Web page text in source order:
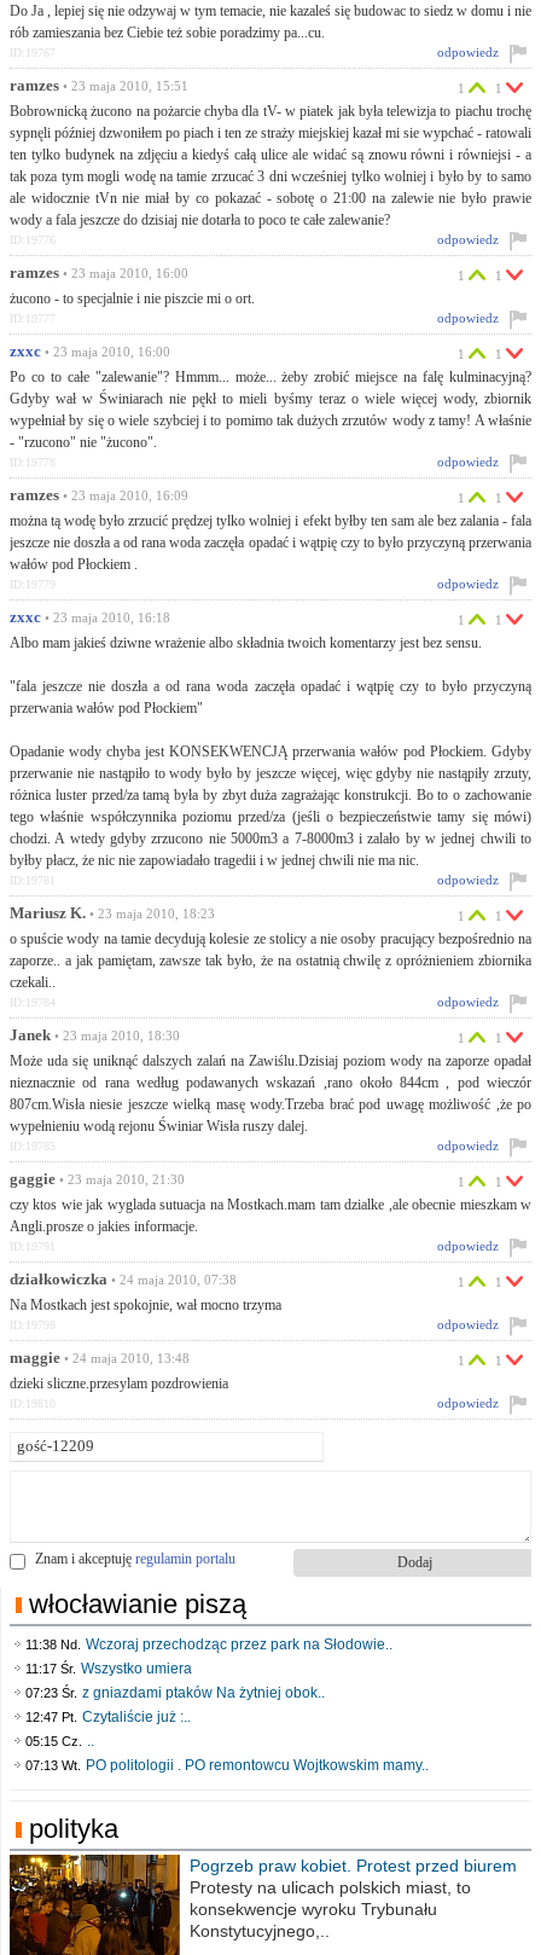
Do Ja , lepiej się nie odzywaj w tym temacie, nie kazaleś się budowac to siedz w domu i nie
rób zamieszania bez Ciebie też sobie poradzimy pa...cu.
odpowiedz
ID:19767
ramzes • 23 maja 2010, 15:51
Bobrownicką żucono na pożarcie chyba dla tV- w piatek jak była telewizja to piachu trochę
sypnęli później dzwoniłem po piach i ten ze straży miejskiej kazał mi sie wypchać - ratowali
ten tylko budynek na zdjęciu a kiedyś całą ulice ale widać są znowu równi i równiejsi - a
tak poza tym mogli wodę na tamie zrzucać 3 dni wcześniej tylko wolniej i było by to samo
ale widocznie tVn nie miał by co pokazać - sobotę o 21:00 na zalewie nie było prawie
wody a fala jeszcze do dzisiaj nie dotarła to poco te całe zalewanie?
1 1
odpowiedz
ID:19776
ramzes • 23 maja 2010, 16:00
żucono - to specjalnie i nie piszcie mi o ort.
1 1
odpowiedz
ID:19777
zxxc • 23 maja 2010, 16:00
Po co to całe "zalewanie"? Hmmm... może... żeby zrobić miejsce na falę kulminacyjną?
Gdyby wał w Świniarach nie pękł to mieli byśmy teraz o wiele więcej wody, zbiornik
wypełniał by się o wiele szybciej i to pomimo tak dużych zrzutów wody z tamy! A właśnie
- "rzucono" nie "żucono".
1 1
odpowiedz
ID:19778
ramzes • 23 maja 2010, 16:09
można tą wodę było zrzucić prędzej tylko wolniej i efekt byłby ten sam ale bez zalania - fala
jeszcze nie doszła a od rana woda zaczęła opadać i wątpię czy to było przyczyną przerwania
wałów pod Płockiem .
1 1
odpowiedz
ID:19779
zxxc • 23 maja 2010, 16:18
Albo mam jakieś dziwne wrażenie albo składnia twoich komentarzy jest bez sensu.
"fala jeszcze nie doszła a od rana woda zaczęła opadać i wątpię czy to było przyczyną
przerwania wałów pod Płockiem"
Opadanie wody chyba jest KONSEKWENCJĄ przerwania wałów pod Płockiem. Gdyby
przerwanie nie nastąpiło to wody było by jeszcze więcej, więc gdyby nie nastąpiły zrzuty,
różnica luster przed/za tamą była by zbyt duża zagrażając konstrukcji. Bo to o zachowanie
tego właśnie współczynnika poziomu przed/za (jeśli o bezpieczeństwie tamy się mówi)
chodzi. A wtedy gdyby zrzucono nie 5000m3 a 7-8000m3 i zalało by w jednej chwili to
byłby płacz, że nic nie zapowiadało tragedii i w jednej chwili nie ma nic.
1 1
odpowiedz
ID:19781
Mariusz K. • 23 maja 2010, 18:23
o spuście wody na tamie decydują kolesie ze stolicy a nie osoby pracujący bezpośrednio na
zaporze.. a jak pamiętam, zawsze tak było, że na ostatnią chwilę z opróżnieniem zbiornika
czekali..
1 1
odpowiedz
ID:19784
Janek • 23 maja 2010, 18:30
Może uda się uniknąć dalszych zalań na Zawiślu.Dzisiaj poziom wody na zaporze opadał
nieznacznie od rana według podawanych wskazań ,rano około 844cm , pod wieczór
807cm.Wisła niesie jeszcze wielką masę wody.Trzeba brać pod uwagę możliwość ,że po
wypełnieniu wodą rejonu Świniar Wisła ruszy dalej.
1 1
odpowiedz
ID:19785
gaggie • 23 maja 2010, 21:30
czy ktos wie jak wyglada sutuacja na Mostkach.mam tam dzialke ,ale obecnie mieszkam w
Angli.prosze o jakies informacje.
1 1
odpowiedz
ID:19791
działkowiczka • 24 maja 2010, 07:38
Na Mostkach jest spokojnie, wał mocno trzyma
1 1
odpowiedz
ID:19798
maggie • 24 maja 2010, 13:48
dzieki sliczne.przesylam pozdrowienia
1 1
odpowiedz
ID:19810
Znam i akceptuję regulamin portalu
włocławianie piszą
11:38 Nd. Wczoraj przechodząc przez park na Słodowie..
11:17 Śr. Wszystko umiera
07:23 Śr. z gniazdami ptaków Na żytniej obok..
12:47 Pt. Czytaliście już :..
05:15 Cz. ..
07:13 Wt. PO politologii . PO remontowcu Wojtkowskim mamy..
polityka
Pogrzeb praw kobiet. Protest przed biurem
poselskim PiS
Protesty na ulicach polskich miast, to
konsekwencje wyroku Trybunału
Konstytucyjnego,..